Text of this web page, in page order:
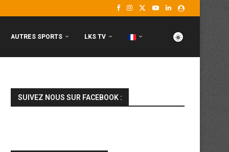
AUTRES SPORTS LKS TV
SUIVEZ NOUS SUR FACEBOOK :